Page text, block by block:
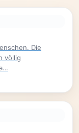
Die
völlig